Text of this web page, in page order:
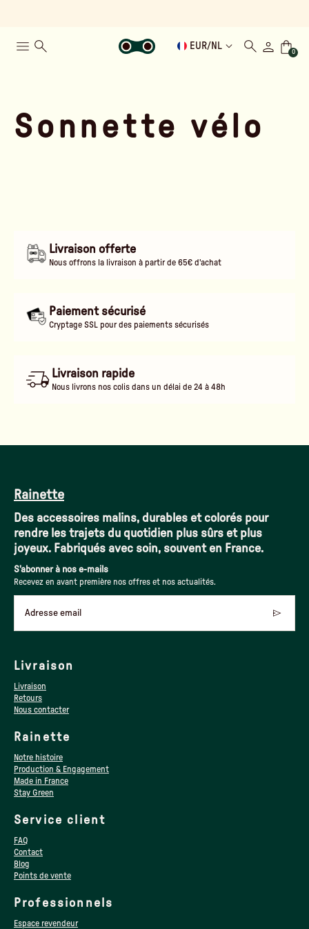
EUR/ NL
0
Sonnette vélo
Livraison offerte
Nous offrons la livraison à partir de 65€ d'achat
Paiement sécurisé
Cryptage SSL pour des paiements sécurisés
Livraison rapide
Nous livrons nos colis dans un délai de 24 à 48h
Rainette
Des accessoires malins, durables et colorés pour
rendre les trajets du quotidien plus sûrs et plus
joyeux. Fabriqués avec soin, souvent en France.
S'abonner à nos e-mails
Recevez en avant première nos offres et nos actualités.
Adresse email
Livraison
Livraison
Retours
Nous contacter
Rainette
Notre histoire
Production & Engagement
Made in France
Stay Green
Service client
FAQ
Contact
Blog
Points de vente
Professionnels
Espace revendeur